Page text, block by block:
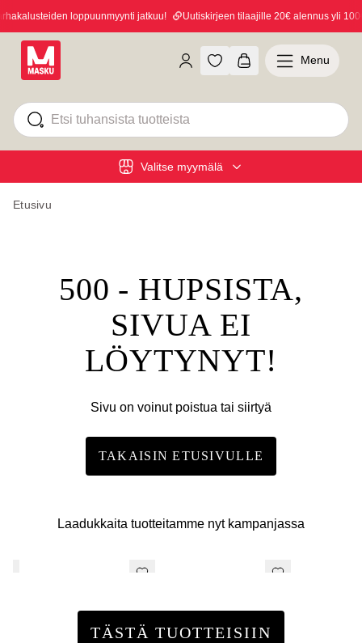
loppuunmyynti jatkuu! Uutiskirjeen tilaajille 20€ alennus yli 100€
Valitse myymälä
Menu
Etusivu
500 - HUPSISTA,
SIVUA EI
LÖYTYNYT!
Sivu on voinut poistua tai siirtyä
TAKAISIN ETUSIVULLE
Laadukkaita tuotteitamme nyt kampanjassa
TÄSTÄ TUOTTEISIIN